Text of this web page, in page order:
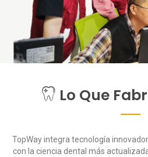
Lo Que
TopWay integra tecnología
con la ciencia dental más